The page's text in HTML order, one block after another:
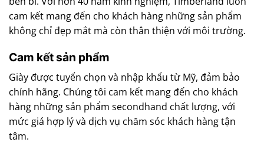
cam kết mang đến cho khách hàng những sản phẩm
không chỉ đẹp mắt mà còn thân thiện với môi trường.
Cam kết sản phẩm
Giày được tuyển chọn và nhập khẩu từ Mỹ, đảm bảo
chính hãng. Chúng tôi cam kết mang đến cho khách
hàng những sản phẩm secondhand chất lượng, với
mức giá hợp lý và dịch vụ chăm sóc khách hàng tận
tâm.